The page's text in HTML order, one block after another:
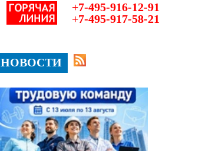
+7-495-916-12-91
+7-495-917-58-21
НОВОСТИ